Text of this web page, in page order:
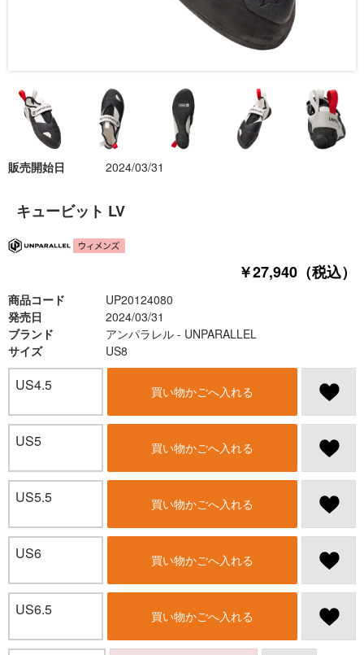
キュービット LV
￥27,940（税込）
商品コード
UP20124080
発売日
2024/03/31
販売開始日 2024/03/31
ブランド
アンパラレル - UNPARALLEL
サイズ
US8
US4.5 買い物かごへ入れる
US5 買い物かごへ入れる
US5.5 買い物かごへ入れる
US6 買い物かごへ入れる
US6.5 買い物かごへ入れる